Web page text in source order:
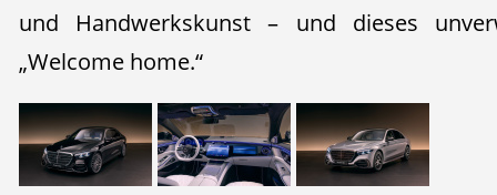
und Handwerkskunst – und dieses
„Welcome home.“